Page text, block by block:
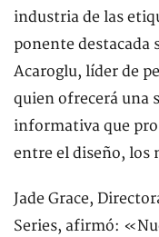
industria de las
ponente destacada
Acaroglu, líder de
quien ofrecerá una
informativa que
entre el diseño, los
Jade Grace,
Series, afirmó: